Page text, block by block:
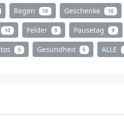
Regen 18 Geschenke 16
10 Felder 9 Pausetag 9
5 Gesundheit 5 ALLE